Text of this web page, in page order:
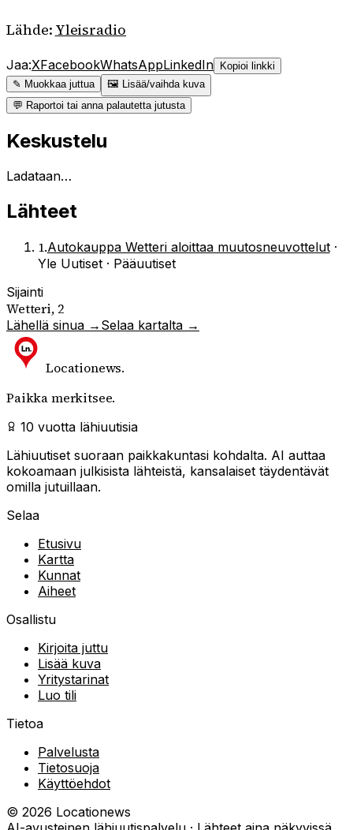
Lähde: Yleisradio
Jaa:XFacebookWhatsAppLinkedIn
Kopioi linkki
✎ Muokkaa juttua
🖼 Lisää/vaihda kuva
💬 Raportoi tai anna palautetta jutusta
Keskustelu
Ladataan…
Lähteet
1.Autokauppa Wetteri aloittaa muutosneuvottelut·
Yle Uutiset · Pääuutiset
Sijainti
Wetteri, 2
Lähellä sinua → Selaa kartalta →
Locationews.
Paikka merkitsee.
10 vuotta lähiuutisia
Lähiuutiset suoraan paikkakuntasi kohdalta. AI auttaa
kokoamaan julkisista lähteistä, kansalaiset täydentävät
omilla jutuillaan.
Selaa
Etusivu
Kartta
Kunnat
Aiheet
Osallistu
Kirjoita juttu
Lisää kuva
Yritystarinat
Luo tili
Tietoa
Palvelusta
Tietosuoja
Käyttöehdot
© 2026 Locationews